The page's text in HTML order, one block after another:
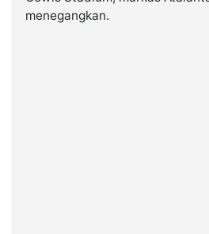
menegangkan.